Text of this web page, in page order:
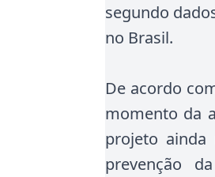
segundo
no Brasil.
De acordo
momento da
projeto ainda
prevenção